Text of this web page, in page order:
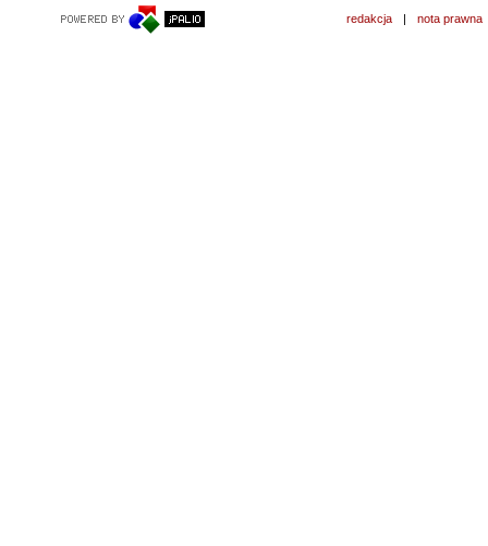
redakcja | nota prawna